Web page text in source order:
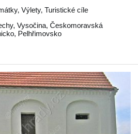
Výlety, Turistické cíle
, Vysočina, Českomoravská
, Pelhřimovsko